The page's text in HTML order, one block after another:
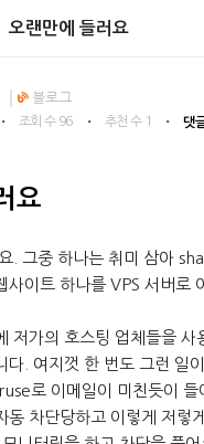
회원광장
오랜만에 들러요
블로그
・ 조회 수 96 ・ 추천 수 1 ・ 댓
요
. 그중 하나는 취미 삼아
사이트 하나를 VPS 서버로
저가의 호스팅 업체들을 사
다. 여지껏 한 번도 그런 일
로 이메일이 미친듯이 들
동 차단당하고 이렇게 저렇